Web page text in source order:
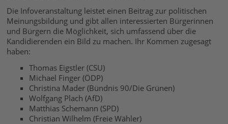
Die Infoveranstaltung leistet einen Beitrag zur politischen
Meinungsbildung und gibt allen interessierten Bürgerinnen
und Bürgern die Möglichkeit, sich umfassend über die
Kandidierenden ein Bild zu machen. Ihr Kommen zugesagt
haben:
Thomas Eigstler (CSU)
Michael Finger (ÖDP)
Christina Mader (Bündnis 90/Die Grünen)
Wolfgang Plach (AfD)
Matthias Schemann (SPD)
Christian Wilhelm (Freie Wähler)